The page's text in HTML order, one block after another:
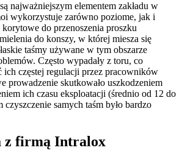
najważniejszym elementem zakładu w
wykorzystuje zarówno poziome, jak i
do przenoszenia proszku
do konszy, w której miesza się
taśmy używane w tym obszarze
Często wypadały z toru, co
ich częstej regulacji przez pracowników
prowadzenie skutkowało uszkodzeniem
ich czasu eksploatacji (średnio od 12 do
czyszczenie samych taśm było bardzo
z firmą Intralox